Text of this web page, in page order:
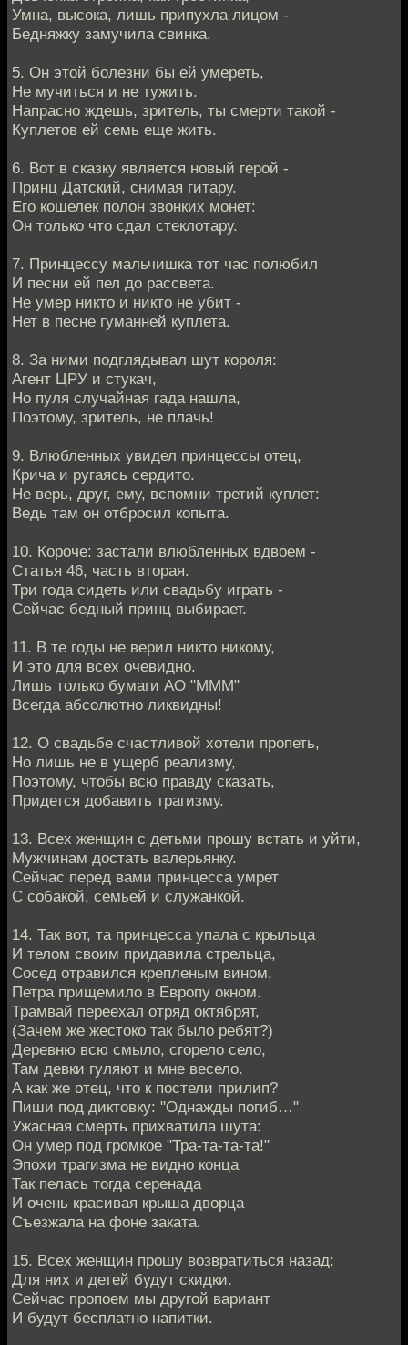
Умна, высока, лишь припухла лицом -
Бедняжку замучила свинка.
5. Он этой болезни бы ей умереть,
Не мучиться и не тужить.
Напрасно ждешь, зритель, ты смерти такой -
Куплетов ей семь еще жить.
6. Вот в сказку является новый герой -
Принц Датский, снимая гитару.
Его кошелек полон звонких монет:
Он только что сдал стеклотару.
7. Принцессу мальчишка тот час полюбил
И песни ей пел до рассвета.
Не умер никто и никто не убит -
Нет в песне гуманней куплета.
8. За ними подглядывал шут короля:
Агент ЦРУ и стукач,
Но пуля случайная гада нашла,
Поэтому, зритель, не плачь!
9. Влюбленных увидел принцессы отец,
Крича и ругаясь сердито.
Не верь, друг, ему, вспомни третий куплет:
Ведь там он отбросил копыта.
10. Короче: застали влюбленных вдвоем -
Статья 46, часть вторая.
Три года сидеть или свадьбу играть -
Сейчас бедный принц выбирает.
11. В те годы не верил никто никому,
И это для всех очевидно.
Лишь только бумаги АО "МММ"
Всегда абсолютно ликвидны!
12. О свадьбе счастливой хотели пропеть,
Но лишь не в ущерб реализму,
Поэтому, чтобы всю правду сказать,
Придется добавить трагизму.
13. Всех женщин с детьми прошу встать и уйти,
Мужчинам достать валерьянку.
Сейчас перед вами принцесса умрет
С собакой, семьей и служанкой.
14. Так вот, та принцесса упала с крыльца
И телом своим придавила стрельца,
Сосед отравился крепленым вином,
Петра прищемило в Европу окном.
Трамвай переехал отряд октябрят,
(Зачем же жестоко так было ребят?)
Деревню всю смыло, сгорело село,
Там девки гуляют и мне весело.
А как же отец, что к постели прилип?
Пиши под диктовку: "Однажды погиб…"
Ужасная смерть прихватила шута:
Он умер под громкое "Тра-та-та-та!"
Эпохи трагизма не видно конца
Так пелась тогда серенада
И очень красивая крыша дворца
Съезжала на фоне заката.
15. Всех женщин прошу возвратиться назад:
Для них и детей будут скидки.
Сейчас пропоем мы другой вариант
И будут бесплатно напитки.